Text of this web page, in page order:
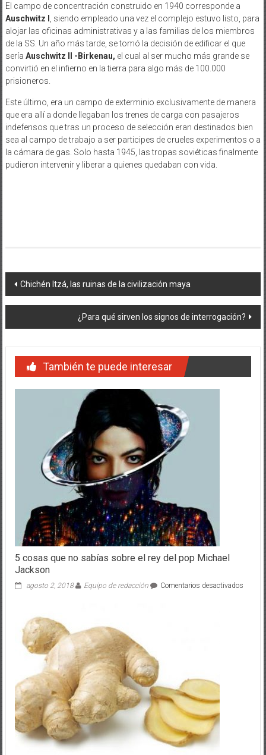
El campo de concentración construido en 1940 corresponde a
Auschwitz I
, siendo empleado una vez el complejo estuvo listo, para
alojar las oficinas administrativas y a las familias de los miembros
de la SS. Un año más tarde, se tomó la decisión de edificar el que
sería Auschwitz II -Birkenau, el cual al ser mucho más grande se
convirtió en el infierno en la tierra para algo más de 100.000
prisioneros.
Este último, era un campo de exterminio exclusivamente de manera
que era allí a donde llegaban los trenes de carga con pasajeros
indefensos que tras un proceso de selección eran destinados bien
sea al campo de trabajo a ser participes de crueles experimentos o a
la cámara de gas. Solo hasta 1945, las tropas soviéticas finalmente
pudieron intervenir y liberar a quienes quedaban con vida.
Navegación
de
entradas
Chichén Itzá, las ruinas de la civilización maya
¿Para qué sirven los signos de interrogación?
También te puede interesar
5 cosas que no sabías sobre el rey del pop Michael
Jackson
agosto 2, 2018 Equipo de redacción Comentarios desactivadosen